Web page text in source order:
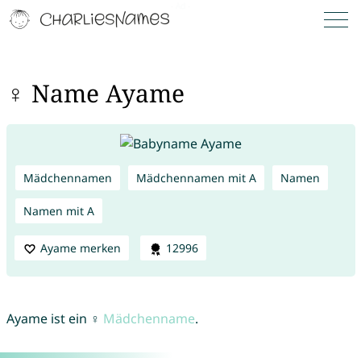
♀ Name Ayame
Mädchennamen Mädchennamen mit A Namen
Namen mit A
Ayame merken 12996
Ayame ist ein ♀ Mädchenname.